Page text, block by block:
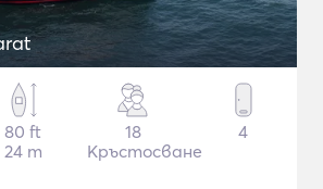
80 ft
24 m
18
Кръстосване
4